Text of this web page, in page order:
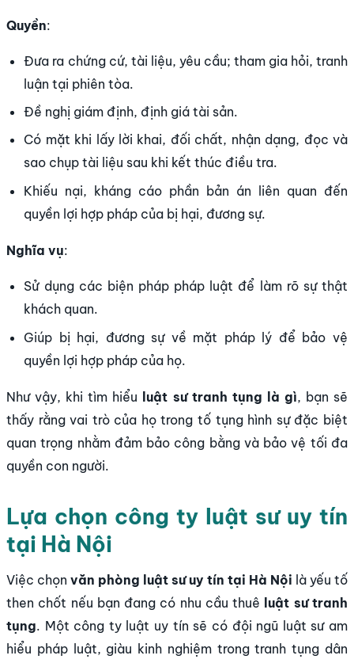
Quyền:
Đưa ra chứng cứ, tài liệu, yêu cầu; tham gia hỏi, tranh
luận tại phiên tòa.
Đề nghị giám định, định giá tài sản.
Có mặt khi lấy lời khai, đối chất, nhận dạng, đọc và
sao chụp tài liệu sau khi kết thúc điều tra.
Khiếu nại, kháng cáo phần bản án liên quan đến
quyền lợi hợp pháp của bị hại, đương sự.
Nghĩa vụ:
Sử dụng các biện pháp pháp luật để làm rõ sự thật
khách quan.
Giúp bị hại, đương sự về mặt pháp lý để bảo vệ
quyền lợi hợp pháp của họ.
Như vậy, khi tìm hiểu luật sư tranh tụng là gì, bạn sẽ
thấy rằng vai trò của họ trong tố tụng hình sự đặc biệt
quan trọng nhằm đảm bảo công bằng và bảo vệ tối đa
quyền con người.
Lựa chọn công ty luật sư uy tín
tại Hà Nội
Việc chọn văn phòng luật sư uy tín tại Hà Nội là yếu tố
then chốt nếu bạn đang có nhu cầu thuê luật sư tranh
tụng. Một công ty luật uy tín sẽ có đội ngũ luật sư am
hiểu pháp luật, giàu kinh nghiệm trong tranh tụng dân